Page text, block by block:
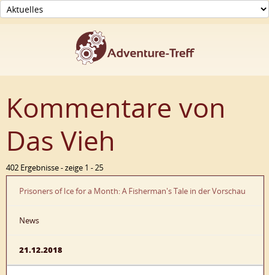
Kommentare von
Das Vieh
402 Ergebnisse - zeige 1 - 25
Prisoners of Ice for a Month: A Fisherman's Tale in der Vorschau
News
21.12.2018